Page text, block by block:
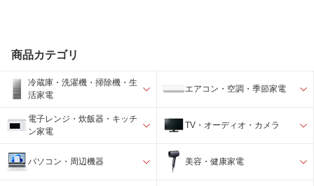
商品カテゴリ
冷蔵庫・洗濯機・掃除機・生
活家電
エアコン・空調・季節家電
電子レンジ・炊飯器・キッチ
ン家電
TV・オーディオ・カメラ
パソコン・周辺機器 美容・健康家電